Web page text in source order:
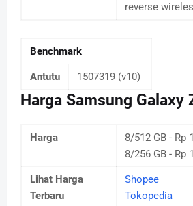
reverse
Benchmark
Antutu 1507319 (v10)
Harga Samsung Galaxy
Harga
8/512 GB - Rp
8/256 GB - Rp
Lihat Harga
Terbaru
Shopee
Tokopedia